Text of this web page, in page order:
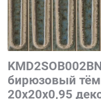
бирюзовый
20x20x0,95